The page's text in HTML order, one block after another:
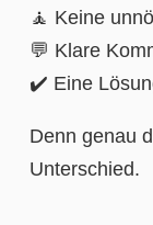
🧘 Keine
💬 Klare
✔️ Eine
Denn genau
Unterschied.